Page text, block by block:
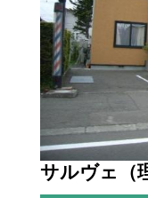
サルヴェ（